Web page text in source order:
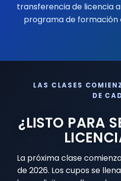
transferencia de licencia
programa de formación
LAS CLASES
DE
¿LISTO PARA
La próxima clase
de 2026. Los cupos se